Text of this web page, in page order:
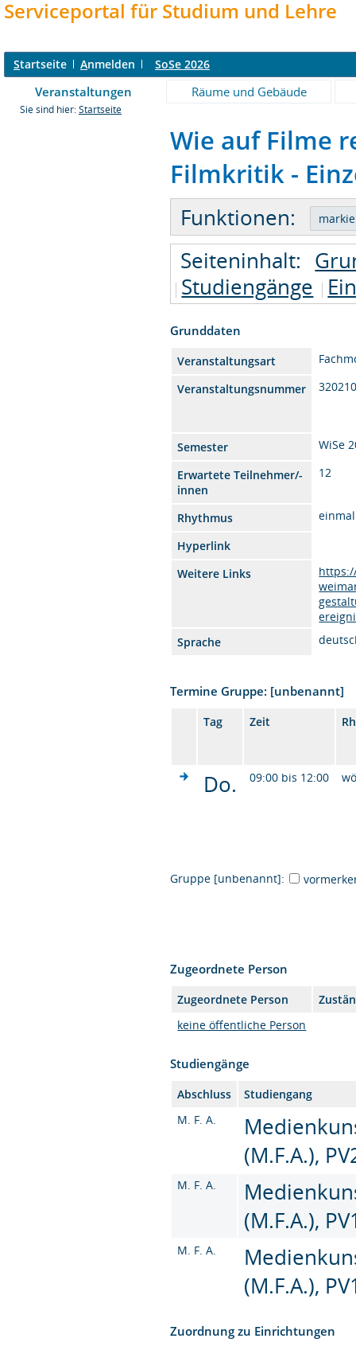
Serviceportal für Studium und Lehre
Startseite Anmelden SoSe 2026
Veranstaltungen Räume und Gebäude
Sie sind hier: Startseite
Wie auf Filme
Filmkritik -
Funktionen:
Seiteninhalt:
Studiengänge
Grunddaten
Veranstaltungsart
Veranstaltungsnummer
Semester
WiSe
Erwartete Teilnehmer/-
innen
12
Rhythmus
Hyperlink
Weitere Links
Sprache
Termine Gruppe: [unbenannt]
Tag Zeit
Do. 09:00 bis 12:00
Gruppe [unbenannt]:
Zugeordnete Person
Zugeordnete Person
keine öffentliche Person
Studiengänge
Abschluss
Studiengang
M. F. A.
(M.F.A.),
M. F. A.
(M.F.A.),
M. F. A.
(M.F.A.),
Zuordnung zu Einrichtungen